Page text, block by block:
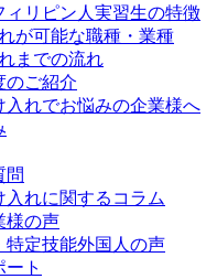
ィリピン人実習生の特徴
が可能な職種・業種
までの流れ
のご紹介
入れでお悩みの企業様へ
問
入れに関するコラム
様の声
特定技能外国人の声
ート